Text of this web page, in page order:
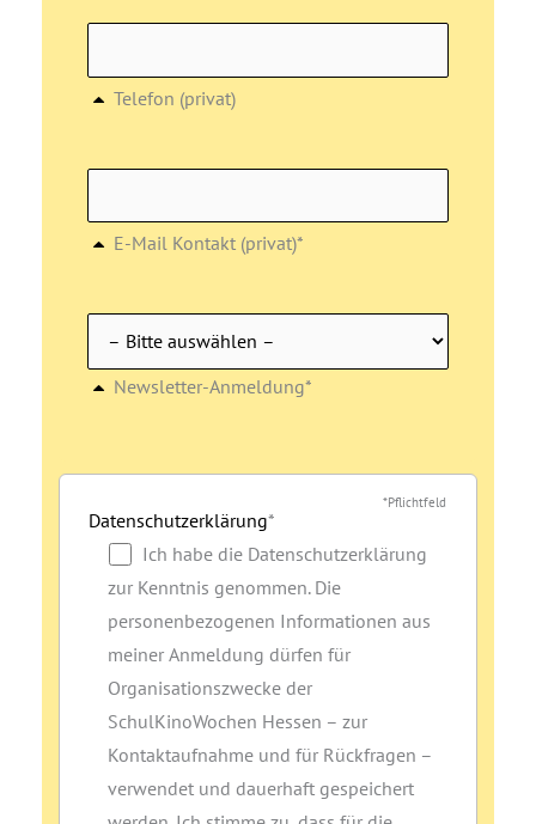
Telefon (privat)
E-Mail Kontakt (privat)*
Newsletter-Anmeldung*
*Pflichtfeld
Datenschutzerklärung*
Ich habe die Datenschutzerklärung
zur Kenntnis genommen. Die
personenbezogenen Informationen aus
meiner Anmeldung dürfen für
Organisationszwecke der
SchulKinoWochen Hessen – zur
Kontaktaufnahme und für Rückfragen –
verwendet und dauerhaft gespeichert